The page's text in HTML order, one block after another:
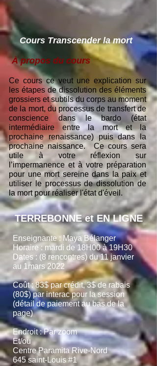
Cours Transcender la mort
À propos du cours
Ce cours ce veut une explication sur
les étapes de dissolution des éléments
grossiers et subtils du corps au moment
de la mort, du processus de transfert de
conscience dans le bardo (état
intermédiaire entre la mort et la
prochaine renaissance) puis dans la
prochaine naissance. Ce cours sera
utile à votre réflexion sur
l’impermanence et à votre préparation
pour une mort sereine dans la paix et
utiliser le processus de dissolution de
la mort pour réaliser l'état d'éveil.
TERREBONNE et EN LIGNE
Enseignante : Maya Bélanger
Horaire : mardi de 18H00 à 19H30
Dates : (8 rencontres) du 11 janvier
au 1mars 2022
Coût : 83$ par crédit, 3$ de rabais
(80$) par interac pour la session
(détail de paiement au bas de la
page)
Endroit : Par zoom
Et/ou
Centre Paramita Rive-Nord
645 saint-Louis #1